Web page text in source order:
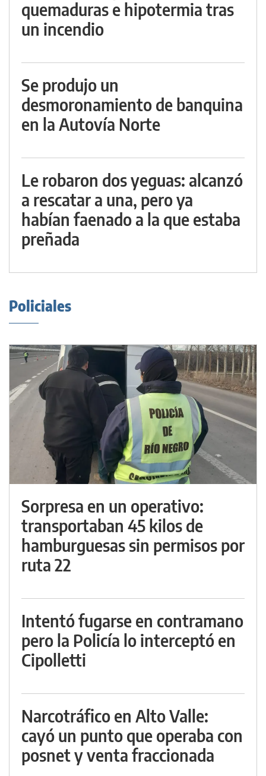
quemaduras e hipotermia tras
un incendio
Se produjo un
desmoronamiento de banquina
en la Autovía Norte
Le robaron dos yeguas: alcanzó
a rescatar a una, pero ya
habían faenado a la que estaba
preñada
Policiales
Sorpresa en un operativo:
transportaban 45 kilos de
hamburguesas sin permisos por
ruta 22
Intentó fugarse en contramano
pero la Policía lo interceptó en
Cipolletti
Narcotráfico en Alto Valle:
cayó un punto que operaba con
posnet y venta fraccionada